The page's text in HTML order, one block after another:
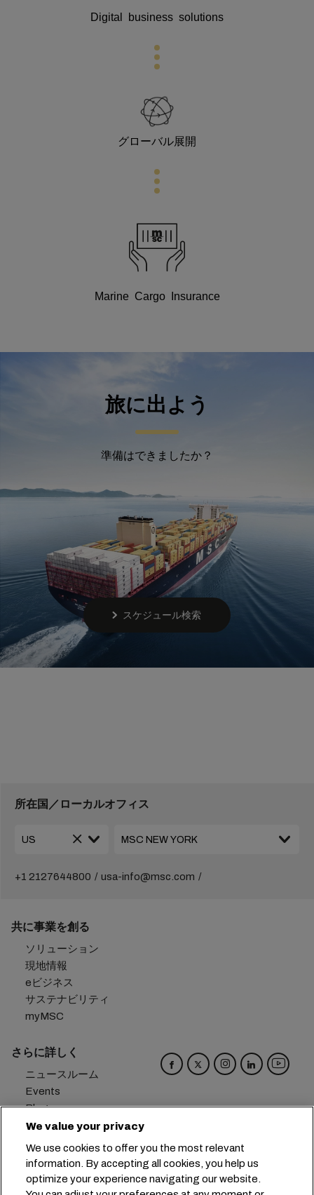
Digital business solutions
グローバル展開
Marine Cargo Insurance
旅に出よう
準備はできましたか？
スケジュール検索
所在国／ローカルオフィス
+1 2127644800 usa-info@msc.com
共に事業を創る
ソリューション
現地情報
eビジネス
サステナビリティ
myMSC
さらに詳しく
ニュースルーム
Events
Blog
キャリア
お問い合わせ
メール受信設定
We value your privacy
We use cookies to offer you the most relevant
information. By accepting all cookies, you help us
optimize your experience navigating our website.